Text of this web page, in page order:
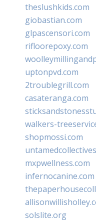
theslushkids.com
giobastian.com
glpascensori.com
rifloorepoxy.com
uptonpvd.com
2troublegrill.com
casateranga.com
walkers-
shopmossi.com
mxpwellness.com
infernocanine.com
solslite.org